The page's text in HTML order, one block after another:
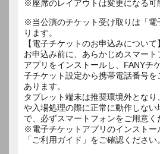
※座席のレイアウトは変更になる可
※当公演のチケット受け取りは「電
ります。
【電子チケットのお申込みについて】
お申込み前に、あらかじめスマート
アプリをインストールし、FANYチ
子チケット設定から携帯電話番号
あります。
タブレット端末は推奨環境外とな
や入場処理の際に正常に動作しな
で、必ずスマートフォンをご用意く
※電子チケットアプリのインストー
「ご利用ガイド」をご確認ください。